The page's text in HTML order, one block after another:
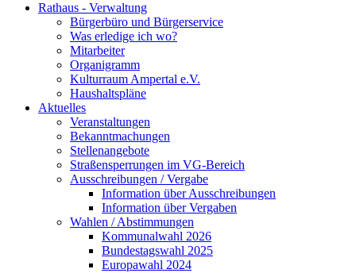
Rathaus - Verwaltung
Bürgerbüro und Bürgerservice
Was erledige ich wo?
Mitarbeiter
Organigramm
Kulturraum Ampertal e.V.
Haushaltspläne
Aktuelles
Veranstaltungen
Bekanntmachungen
Stellenangebote
Straßensperrungen im VG-Bereich
Ausschreibungen / Vergabe
Information über Ausschreibungen
Information über Vergaben
Wahlen / Abstimmungen
Kommunalwahl 2026
Bundestagswahl 2025
Europawahl 2024